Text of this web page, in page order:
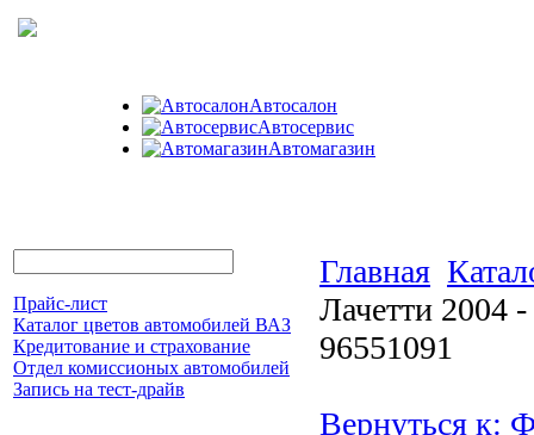
Автосалон
Автосервис
Автомагазин
Прайс-лист
Каталог цветов автомобилей ВАЗ
Кредитование и страхование
Отдел комиссионых автомобилей
Запись на тест-драйв
Главная
Лачетти 2004
96551091
Вернуться к: